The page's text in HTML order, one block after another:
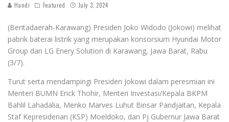
Handi Featured July 3, 2024
(Beritadaerah-Karawang) Presiden Joko Widodo (Jokowi) melihat
pabrik baterai listrik yang merupakan konsorsium Hyundai Motor
Group dan LG Enery Solution di Karawang, Jawa Barat, Rabu
(3/7).
Turut serta mendampingi Presiden Jokowi dalam peresmian ini
Menteri BUMN Erick Thohir, Menteri Investasi/Kepala BKPM
Bahlil Lahadalia, Menko Marves Luhut Binsar Pandjaitan, Kepala
Staf Kepresidenan (KSP) Moeldoko, dan Pj Gubernur Jawa Barat